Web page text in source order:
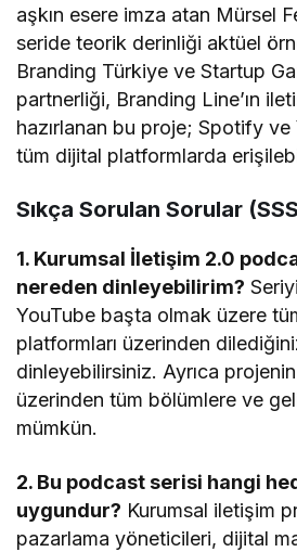
aşkın esere imza atan Mürsel
seride teorik derinliği aktüel
Branding Türkiye ve Startup
partnerliği, Branding Line’ın
hazırlanan bu proje; Spotify
tüm dijital platformlarda
Sıkça Sorulan Sorular
1. Kurumsal İletişim 2.0
nereden dinleyebilirim?
YouTube başta olmak üzere
platformları üzerinden
dinleyebilirsiniz. Ayrıca
üzerinden tüm bölümlere ve
mümkün.
2. Bu podcast serisi hangi
uygundur? Kurumsal iletişim
pazarlama yöneticileri, dijital